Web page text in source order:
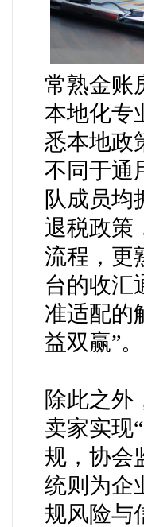
常熟金账
本地化专
悉本地政
不同于通
队成员均
退税政策
流程，更
台的收汇
准适配的
益双赢”。
除此之外
卖家实现
规，协会
统则为企
规风险与